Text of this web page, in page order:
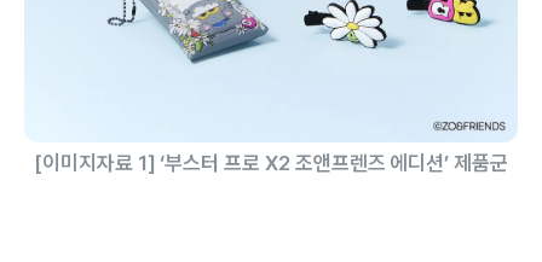
[이미지자료 1] ‘부스터 프로 X2 조앤프렌즈 에디션’ 제품군